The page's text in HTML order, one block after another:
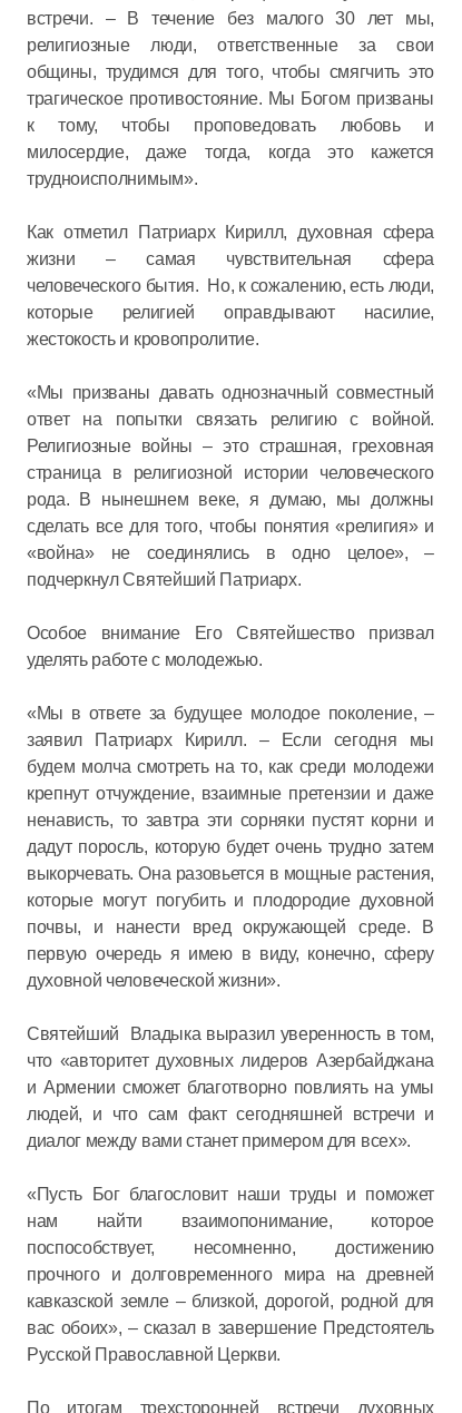
встречи. – В течение без малого 30 лет мы,
религиозные люди, ответственные за свои
общины, трудимся для того, чтобы смягчить это
трагическое противостояние. Мы Богом призваны
к тому, чтобы проповедовать любовь и
милосердие, даже тогда, когда это кажется
трудноисполнимым».
Как отметил Патриарх Кирилл, духовная сфера
жизни – самая чувствительная сфера
человеческого бытия. Но, к сожалению, есть люди,
которые религией оправдывают насилие,
жестокость и кровопролитие.
«Мы призваны давать однозначный совместный
ответ на попытки связать религию с войной.
Религиозные войны – это страшная, греховная
страница в религиозной истории человеческого
рода. В нынешнем веке, я думаю, мы должны
сделать все для того, чтобы понятия «религия» и
«война» не соединялись в одно целое», –
подчеркнул Святейший Патриарх.
Особое внимание Его Святейшество призвал
уделять работе с молодежью.
«Мы в ответе за будущее молодое поколение, –
заявил Патриарх Кирилл. – Если сегодня мы
будем молча смотреть на то, как среди молодежи
крепнут отчуждение, взаимные претензии и даже
ненависть, то завтра эти сорняки пустят корни и
дадут поросль, которую будет очень трудно затем
выкорчевать. Она разовьется в мощные растения,
которые могут погубить и плодородие духовной
почвы, и нанести вред окружающей среде. В
первую очередь я имею в виду, конечно, сферу
духовной человеческой жизни».
Святейший Владыка выразил уверенность в том,
что «авторитет духовных лидеров Азербайджана
и Армении сможет благотворно повлиять на умы
людей, и что сам факт сегодняшней встречи и
диалог между вами станет примером для всех».
«Пусть Бог благословит наши труды и поможет
нам найти взаимопонимание, которое
поспособствует, несомненно, достижению
прочного и долговременного мира на древней
кавказской земле – близкой, дорогой, родной для
вас обоих», – сказал в завершение Предстоятель
Русской Православной Церкви.
По итогам трехсторонней встречи духовных